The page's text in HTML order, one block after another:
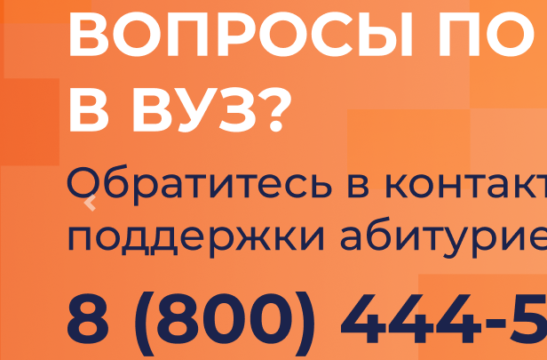
Previous